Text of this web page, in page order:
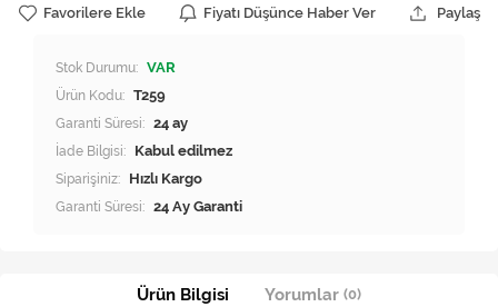
Favorilere Ekle Fiyatı Düşünce Haber Ver Paylaş
Stok Durumu: VAR
Ürün Kodu: T259
Garanti Süresi: 24 ay
İade Bilgisi:
Siparişiniz: Hızlı Kargo
Garanti Süresi: 24 Ay Garanti
Ürün Bilgisi Yorumlar (0)